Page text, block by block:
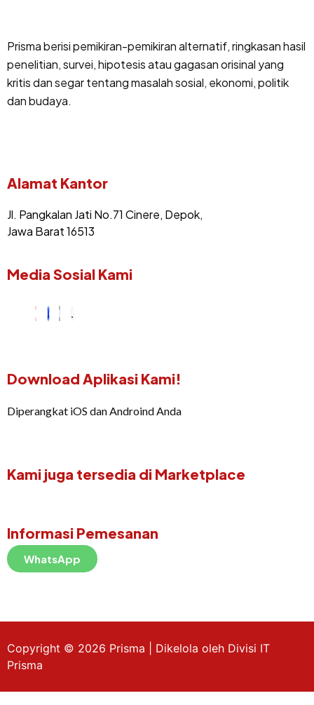
Prisma berisi pemikiran-pemikiran alternatif, ringkasan hasil
penelitian, survei, hipotesis atau gagasan orisinal yang
kritis dan segar tentang masalah sosial, ekonomi, politik
dan budaya.
Alamat Kantor
Jl. Pangkalan Jati No.71 Cinere, Depok,
Jawa Barat 16513
Media Sosial Kami
Download Aplikasi Kami!
Diperangkat iOS dan Androind Anda
Kami juga tersedia di Marketplace
Informasi Pemesanan
WhatsApp
Copyright © 2026 Prisma | Dikelola oleh Divisi IT
Prisma